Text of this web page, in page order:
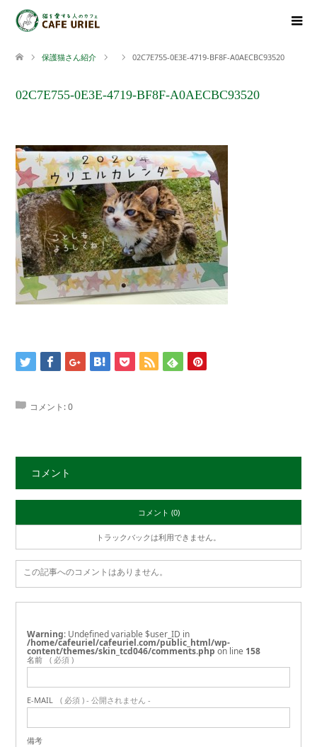
保護猫さん紹介 02C7E755-0E3E-4719-BF8F-A0AECBC93520
02C7E755-0E3E-4719-BF8F-A0AECBC93520
コメント:0
コメント
コメント (0)
トラックバックは利用できません。
この記事へのコメントはありません。
Warning : Undefined variable $user_ID in
/home/cafeuriel/cafeuriel.com/public_html/wp-
content/themes/skin_tcd046/comments.php on line 158
名前 ( 必須 )
E-MAIL ( 必須 ) - 公開されません -
備考